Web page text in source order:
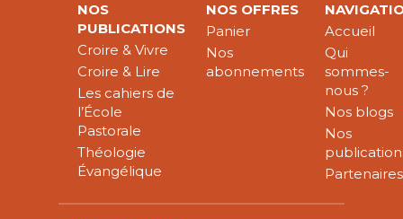
NOS
PUBLICATIONS
Croire & Vivre
Croire & Lire
Les cahiers de
l’École
Pastorale
Théologie
Évangélique
NOS OFFRES
Panier
Nos
abonnements
Accueil
Qui
sommes-
nous ?
Nos blogs
Nos
Partenaires